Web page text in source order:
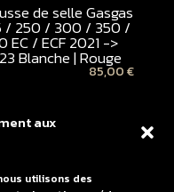
aux
utilisons des
de selle Gasgas
/ 250 / 300 / 350 /
EC / ECF 2021 ->
Blanche | Rouge
85,00€